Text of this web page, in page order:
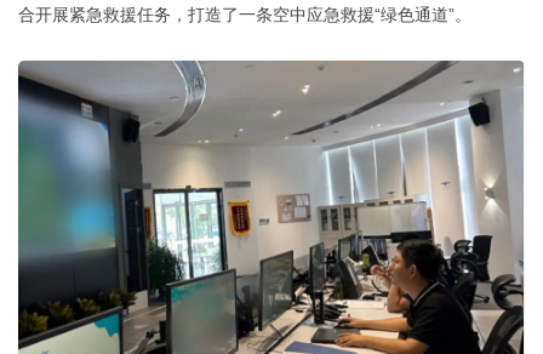
合开展紧急救援任务，打造了一条空中应急救援“绿色通道”。